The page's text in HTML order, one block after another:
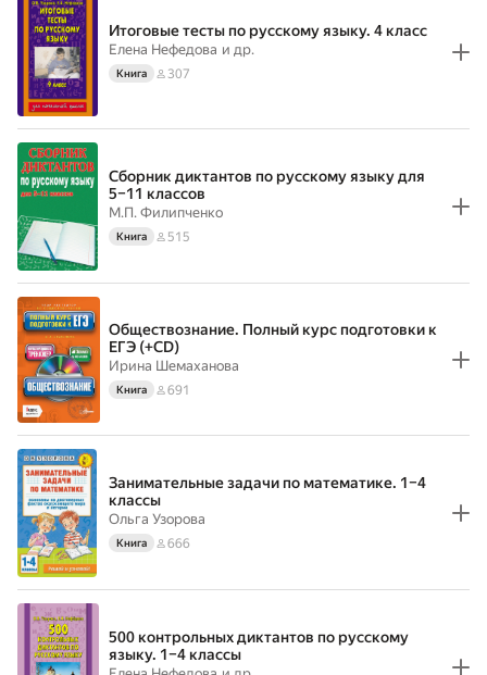
Итоговые тесты по русскому языку. 4 класс
Елена Нефедова и др.
Книга 307
Сборник диктантов по русскому языку для
5–11 классов
М.П. Филипченко
Книга 515
Обществознание. Полный курс подготовки к
ЕГЭ (+CD)
Ирина Шемаханова
Книга 691
Занимательные задачи по математике. 1–4
классы
Ольга Узорова
Книга 666
500 контрольных диктантов по русскому
языку. 1–4 классы